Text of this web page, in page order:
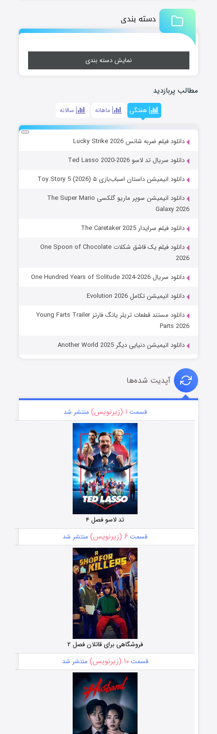
دسته بندی
نمایش دسته بندی
مطالب پربازدید
هفتگی ماهانه سالانه
دانلود فیلم ضربه شانس Lucky Strike 2026
دانلود سریال تد لاسو Ted Lasso 2020-2026
دانلود انیمیشن داستان اسباب‌بازی ۵ Toy Story 5 (2026)
دانلود انیمیشن سوپر ماریو گلکسی The Super Mario
Galaxy 2026
دانلود فیلم سرایدار The Caretaker 2025
دانلود فیلم یک قاشق شکلات One Spoon of Chocolate
2026
دانلود سریال One Hundred Years of Solitude 2024-2026
دانلود انیمیشن تکامل Evolution 2026
دانلود مستند قطعات تریلر یانگ فارتز Young Farts Trailer
Parts 2026
دانلود انیمیشن دنیایی دیگر Another World 2025
آپدیت شده‌ها
قسمت ۱ (زیرنویس) منتشر شد
تد لاسو فصل ۴
قسمت ۶ (زیرنویس) منتشر شد
فروشگاهی برای قاتلان فصل ۲
قسمت۱۰ (زیرنویس) منتشر شد